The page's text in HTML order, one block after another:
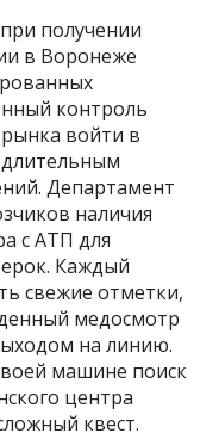
получении
в Воронеже
контроль
войти в
длительным
Департамент
наличия
с АТП для
Каждый
свежие отметки,
медосмотр
на линию.
машине поиск
центра
квест.